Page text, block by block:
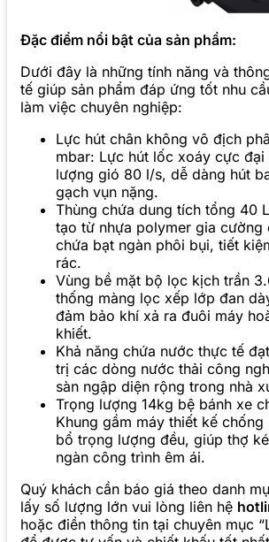
Đặc điểm nổi bật của sản phẩm:
Dưới đây là những tính năng và
tế giúp sản phẩm đáp ứng tốt nhu
làm việc chuyên nghiệp:
Lực hút chân không vô địch
mbar: Lực hút lốc xoáy cực
lượng gió 80 l/s, dễ dàng hút
gạch vụn nặng.
Thùng chứa dung tích tổng 40
tạo từ nhựa polymer gia cường
chứa bạt ngàn phôi bụi, tiết
rác.
Vùng bề mặt bộ lọc kịch trần
thống màng lọc xếp lớp đan
đảm bảo khí xả ra đuôi máy
khiết.
Khả năng chứa nước thực tế
trị các dòng nước thải công
sàn ngập diện rộng trong nhà
Trọng lượng 14kg bệ bánh xe
Khung gầm máy thiết kế
bổ trọng lượng đều, giúp thợ
ngàn công trình êm ái.
Quý khách cần báo giá theo danh
lấy số lượng lớn vui lòng liên hệ
hoặc điền thông tin tại chuyên mục